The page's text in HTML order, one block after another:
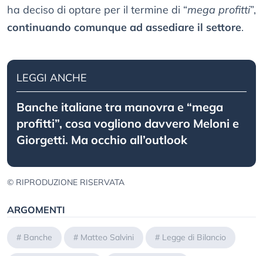
ha deciso di optare per il termine di “mega profitti”,
continuando comunque ad assediare il settore.
LEGGI ANCHE
Banche italiane tra manovra e “mega
profitti”, cosa vogliono davvero Meloni e
Giorgetti. Ma occhio all’outlook
© RIPRODUZIONE RISERVATA
ARGOMENTI
# Banche # Matteo Salvini # Legge di Bilancio